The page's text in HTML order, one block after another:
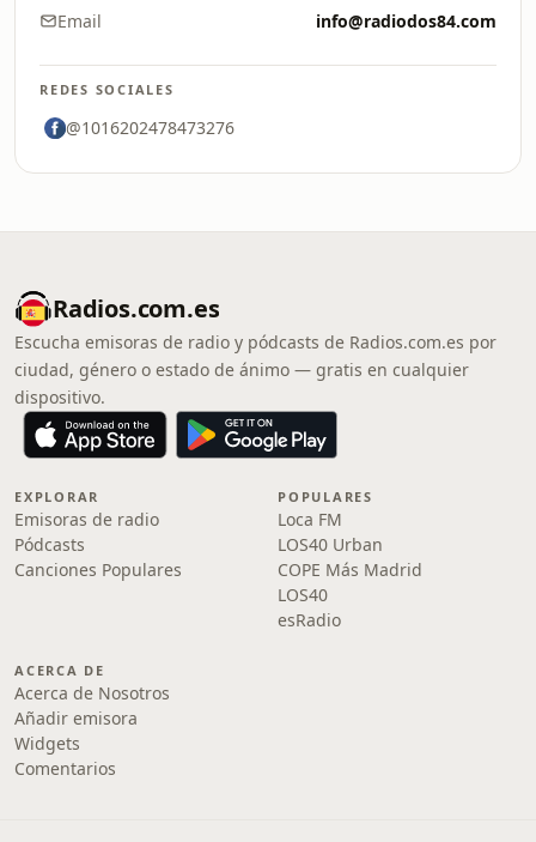
Email info@radiodos84.com
REDES SOCIALES
@1016202478473276
Radios.com.es
Escucha emisoras de radio y pódcasts de Radios.com.es por
ciudad, género o estado de ánimo — gratis en cualquier
dispositivo.
EXPLORAR
Emisoras de radio
Pódcasts
Canciones Populares
POPULARES
Loca FM
LOS40 Urban
COPE Más Madrid
LOS40
esRadio
ACERCA DE
Acerca de Nosotros
Añadir emisora
Widgets
Comentarios